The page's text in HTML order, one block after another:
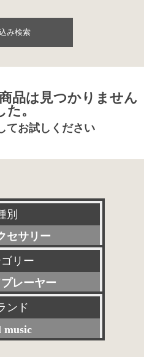
み検索
品は見つかりません
た。
てお試しください
別
セサリー
品
販売品
品
託販売品
リー
レーヤー
て
ンプ
ンド
music